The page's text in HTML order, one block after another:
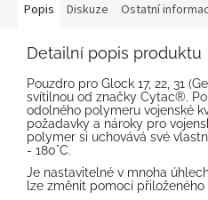
Popis Diskuze Ostatní
Detailní popis produktu
Pouzdro pro Glock 17, 22, 31
svítilnou od značky Cytac®.
odolného polymeru vojenské
požadavky a nároky pro
polymer si uchovává své
- 180°C.
Je nastavitelné v mnoha
lze změnit pomocí